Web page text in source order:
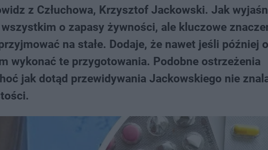
z Człuchowa, Krzysztof Jackowski. Jak
o zapasy żywności, ale kluczowe
na stałe. Dodaje, że nawet jeśli później
wykonać te przygotowania. Podobne ostrzeżenia
jak dotąd przewidywania Jackowskiego nie